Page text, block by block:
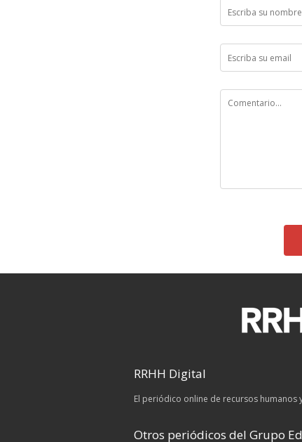
RRHH Digital
El periódico online de recursos humanos
Otros periódicos del Grupo